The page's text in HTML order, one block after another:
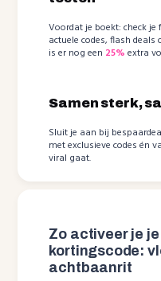
Voordat je boekt: check
actuele codes, flash
is er nog een 25% extra
Samen sterk,
Sluit je aan bij
met exclusieve codes én
viral gaat.
Zo activeer je
kortingscode:
achtbaanrit